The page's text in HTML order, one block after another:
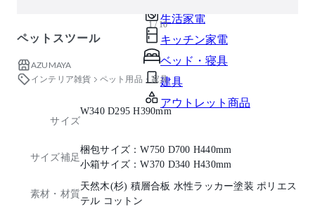
生活家電
キッチン家電
ベッド・寝具
建具
アウトレット商品
1 / 10
ペットスツール
AZUMAYA
インテリア雑貨
ペット用品・家具
サイズ
W340 D295 H390mm
サイズ補足
梱包サイズ：W750 D700 H440mm
小箱サイズ：W370 D340 H430mm
素材・材質
天然木(杉) 積層合板 水性ラッカー塗装 ポリエス
テル コットン